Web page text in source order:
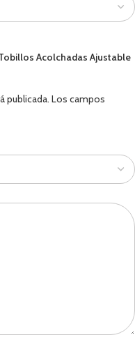
Acolchadas Ajustable
publicada. Los campos